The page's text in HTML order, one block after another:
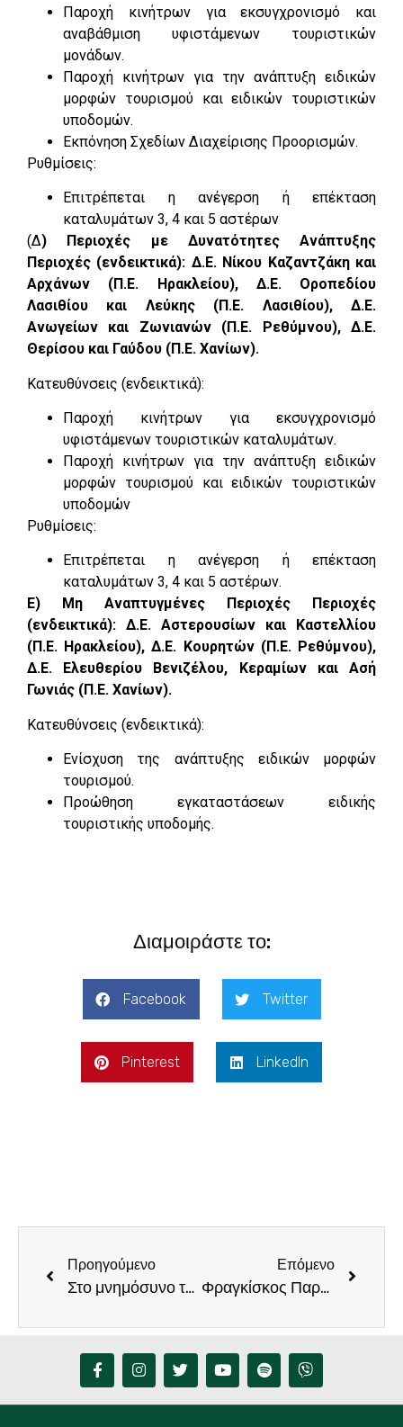
Παροχή κινήτρων για εκσυγχρονισμό και
αναβάθμιση υφιστάμενων τουριστικών
μονάδων.
Παροχή κινήτρων για την ανάπτυξη ειδικών
μορφών τουρισμού και ειδικών τουριστικών
υποδομών.
Εκπόνηση Σχεδίων Διαχείρισης Προορισμών.
Ρυθμίσεις:
Επιτρέπεται η ανέγερση ή επέκταση
καταλυμάτων 3, 4 και 5 αστέρων
(Δ) Περιοχές με Δυνατότητες Ανάπτυξης
Περιοχές (ενδεικτικά): Δ.Ε. Νίκου Καζαντζάκη και
Αρχάνων (Π.Ε. Ηρακλείου), Δ.Ε. Οροπεδίου
Λασιθίου και Λεύκης (Π.Ε. Λασιθίου), Δ.Ε.
Ανωγείων και Ζωνιανών (Π.Ε. Ρεθύμνου), Δ.Ε.
Θερίσου και Γαύδου (Π.Ε. Χανίων).
Κατευθύνσεις (ενδεικτικά):
Παροχή κινήτρων για εκσυγχρονισμό
υφιστάμενων τουριστικών καταλυμάτων.
Παροχή κινήτρων για την ανάπτυξη ειδικών
μορφών τουρισμού και ειδικών τουριστικών
υποδομών
Ρυθμίσεις:
Επιτρέπεται η ανέγερση ή επέκταση
καταλυμάτων 3, 4 και 5 αστέρων.
Ε) Μη Αναπτυγμένες Περιοχές Περιοχές
(ενδεικτικά): Δ.Ε. Αστερουσίων και Καστελλίου
(Π.Ε. Ηρακλείου), Δ.Ε. Κουρητών (Π.Ε. Ρεθύμνου),
Δ.Ε. Ελευθερίου Βενιζέλου, Κεραμίων και Ασή
Γωνιάς (Π.Ε. Χανίων).
Κατευθύνσεις (ενδεικτικά):
Ενίσχυση της ανάπτυξης ειδικών μορφών
τουρισμού.
Προώθηση εγκαταστάσεων ειδικής
τουριστικής υποδομής.
Διαμοιράστε το:
Facebook Twitter
Pinterest LinkedIn
Προηγούμενο
Στο μνημόσυνο των πεσόντων Πυροσβεστών ο Φραγκίσκος Παρασύρης
Επόμενο
Φραγκίσκος Παρασύρης «οδηγείτε σε ασφυξία αγρότες και κτηνοτρόφους, τους κουνάτε και το δάκτυλο»